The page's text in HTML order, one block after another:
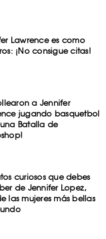
Lawrence es como
¡No consigue citas!
a Jennifer
jugando basquetbol
una Batalla de
curiosos que debes
de Jennifer Lopez,
las mujeres más bellas